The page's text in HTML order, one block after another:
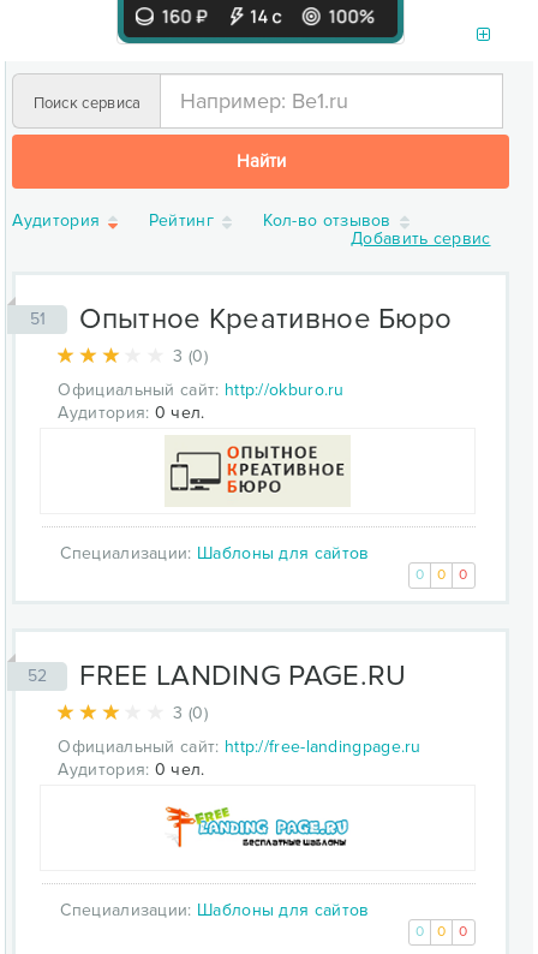
Поиск сервиса
Найти
Аудитория Рейтинг
Кол-во отзывов
Добавить сервис
51 Опытное Креативное Бюро
3 (0)
Официальный сайт: http://okburo.ru
Аудитория: 0 чел.
Специализации: Шаблоны для сайтов
0 0 0
52 FREE LANDING PAGE.RU
3 (0)
Официальный сайт: http://free-landingpage.ru
Аудитория: 0 чел.
Специализации: Шаблоны для сайтов
0 0 0